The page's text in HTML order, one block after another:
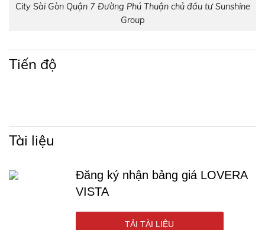
City Sài Gòn Quận 7 Đường Phú Thuận chủ đầu tư Sunshine
Group
Tiến độ
Tài liệu
Đăng ký nhận bảng giá LOVERA
VISTA
TẢI TÀI LIỆU